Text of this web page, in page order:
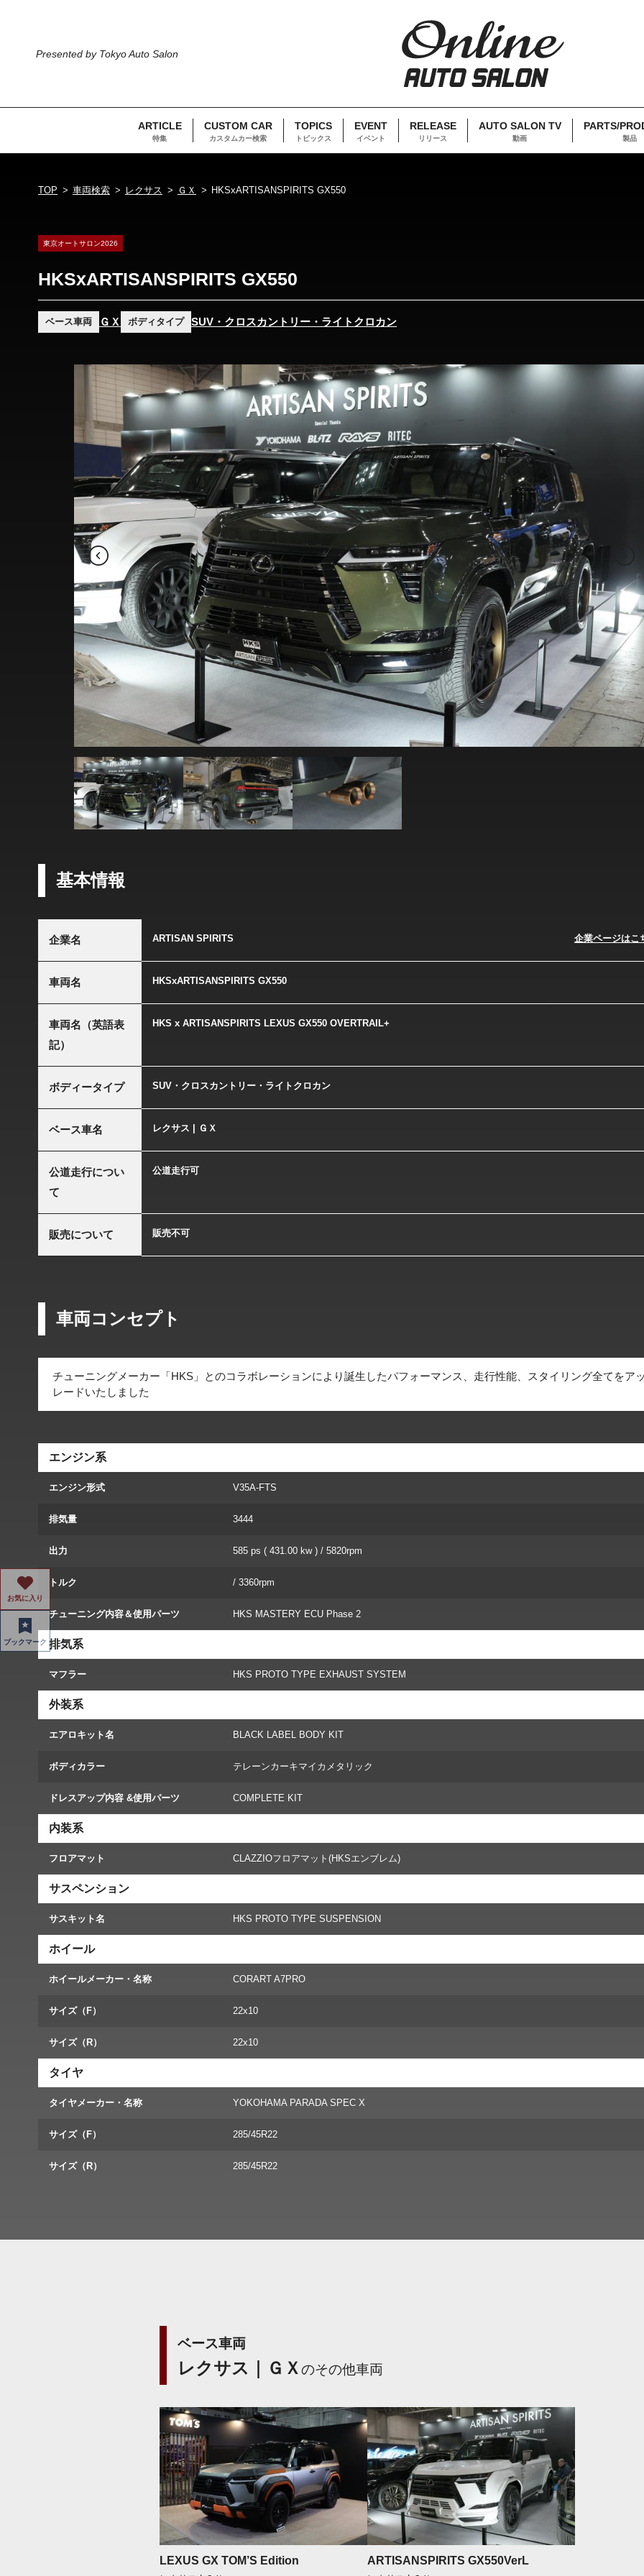
Presented by Tokyo Auto Salon
ARTICLE
特集
CUSTOM CAR
カスタムカー検索
TOPICS
トピックス
EVENT
イベント
RELEASE
リリース
AUTO SALON TV
動画
PARTS/
製品
TOP 車両検索 レクサス ＧＸ HKSxARTISANSPIRITS GX550
東京オートサロン2026
HKSxARTISANSPIRITS GX550
ベース車両 ＧＸ ボディタイプ SUV・クロスカントリー・ライトクロカン
基本情報
企業名 ARTISAN SPIRITS 企業ページはこ
車両名 HKSxARTISANSPIRITS GX550
車両名（英語表
記）
HKS x ARTISANSPIRITS LEXUS GX550 OVERTRAIL+
ボディータイプ SUV・クロスカントリー・ライトクロカン
ベース車名 レクサス | ＧＸ
公道走行につい
て
公道走行可
販売について 販売不可
車両コンセプト
チューニングメーカー「HKS」とのコラボレーションにより誕生したパフォーマンス、走行性能、スタイリング全てをア
レードいたしました
エンジン系
エンジン形式 V35A-FTS
排気量 3444
出力 585 ps ( 431.00 kw ) / 5820rpm
トルク / 3360rpm
チューニング内容＆使用パーツ HKS MASTERY ECU Phase 2
排気系
マフラー HKS PROTO TYPE EXHAUST SYSTEM
外装系
エアロキット名 BLACK LABEL BODY KIT
ボディカラー テレーンカーキマイカメタリック
ドレスアップ内容 &使用パーツ COMPLETE KIT
内装系
フロアマット CLAZZIOフロアマット(HKSエンブレム)
サスペンション
サスキット名 HKS PROTO TYPE SUSPENSION
ホイール
ホイールメーカー・名称 CORART A7PRO
サイズ（F） 22x10
サイズ（R） 22x10
タイヤ
タイヤメーカー・名称 YOKOHAMA PARADA SPEC X
サイズ（F） 285/45R22
サイズ（R） 285/45R22
ベース車両
レクサス｜ＧＸ のその他車両
LEXUS GX TOM’S Edition ARTISANSPIRITS GX550VerL
お気に入り
ブックマーク